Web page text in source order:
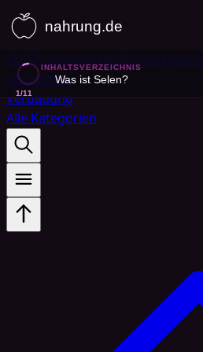
ErnährungswissenImmunsystem
Abnehmen
Verdauung
Alle Kategorien
1/11
INHALTSVERZEICHNIS
Was ist Selen?